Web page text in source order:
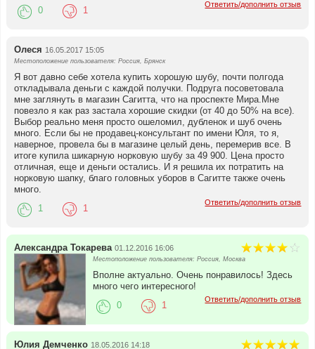
Ответить/дополнить отзыв
0 1
Олеся 16.05.2017 15:05
Местоположение пользователя: Россия, Брянск
Я вот давно себе хотела купить хорошую шубу, почти полгода
откладывала деньги с каждой получки. Подруга посоветовала
мне заглянуть в магазин Сагитта, что на проспекте Мира.Мне
повезло я как раз застала хорошие скидки (от 40 до 50% на все).
Выбор реально меня просто ошеломил, дубленок и шуб очень
много. Если бы не продавец-консультант по имени Юля, то я,
наверное, провела бы в магазине целый день, перемерив все. В
итоге купила шикарную норковую шубу за 49 900. Цена просто
отличная, еще и деньги остались. И я решила их потратить на
норковую шапку, благо головных уборов в Сагитте также очень
много.
Ответить/дополнить отзыв
1 1
Александра Токарева 01.12.2016 16:06
Местоположение пользователя: Россия, Москва
Вполне актуально. Очень понравилось! Здесь
много чего интересного!
Ответить/дополнить отзыв
0 1
Юлия Демченко 18.05.2016 14:18